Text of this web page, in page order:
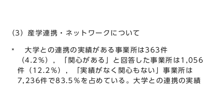
（3）産学連携・ネットワークについて
大学との連携の実績がある事業所は363件
（4.2％），「関心がある」と回答した事業所は1,056
件（12.2％），「実績がなく関心もない」事業所は
7,236件で83.5％を占めている。大学との連携の実績